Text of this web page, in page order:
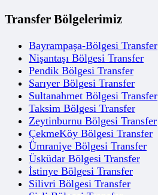
Transfer Bölgelerimiz
Bayrampaşa-Bölgesi Transfer
Nişantaşı Bölgesi Transfer
Pendik Bölgesi Transfer
Sarıyer Bölgesi Transfer
Sultanahmet Bölgesi Transfer
Taksim Bölgesi Transfer
Zeytinburnu Bölgesi Transfer
ÇekmeKöy Bölgesi Transfer
Ümraniye Bölgesi Transfer
Üsküdar Bölgesi Transfer
İstinye Bölgesi Transfer
Silivri Bölgesi Transfer